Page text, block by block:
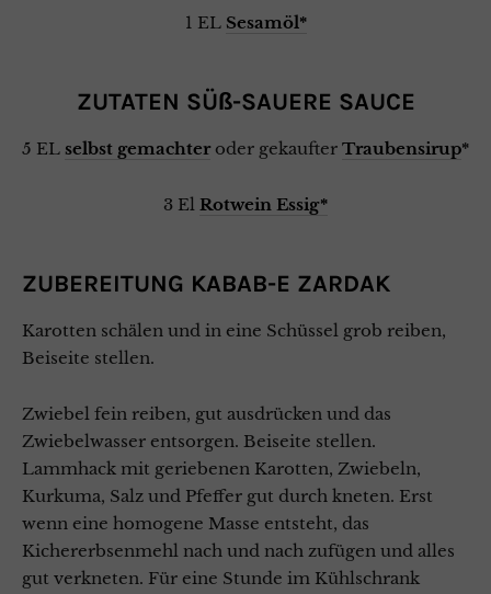
1 EL Sesamöl*
ZUTATEN SÜß-SAUERE SAUCE
5 EL selbst gemachteroder gekaufter Traubensirup*
3 El Rotwein Essig*
ZUBEREITUNG KABAB-E ZARDAK
Karotten schälen und in eine Schüssel grob reiben,
Beiseite stellen.
Zwiebel fein reiben, gut ausdrücken und das
Zwiebelwasser entsorgen. Beiseite stellen.
Lammhack mit geriebenen Karotten, Zwiebeln,
Kurkuma, Salz und Pfeffer gut durch kneten. Erst
wenn eine homogene Masse entsteht, das
Kichererbsenmehl nach und nach zufügen und alles
gut verkneten. Für eine Stunde im Kühlschrank